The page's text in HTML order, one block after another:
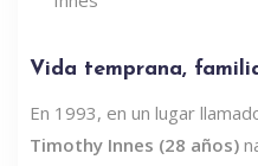
Vida temprana,
En 1993, en un lugar
Timothy Innes (28 años)